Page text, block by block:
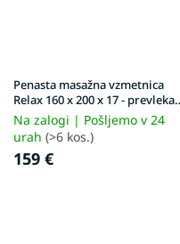
Penasta masažna vzmetnica
Relax 160 x 200 x 17 - prevleka
Gold
Na zalogi | Pošljemo v 24
urah (>6 kos.)
159 €